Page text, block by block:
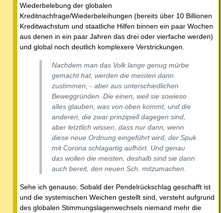
Wiederbelebung der globalen
Kreditnachfrage/Wiederbeleihungen (bereits über 10 Billionen
Kreditwachstum und staatliche Hilfen binnen ein paar Wochen
aus denen in ein paar Jahren das drei oder vierfache werden)
und global noch deutlich komplexere Verstrickungen.
Nachdem man das Volk lange genug mürbe
gemacht hat, werden die meisten dann
zustimmen, - aber aus unterschiedlichen
Beweggründen. Die einen, weil sie sowieso
alles glauben, was von oben kommt, und die
anderen, die zwar prinzipiell dagegen sind,
aber letztlich wissen, dass nur dann, wenn
diese neue Ordnung eingeführt wird, der Spuk
mit Corona schlagartig aufhört. Und genau
das wollen die meisten, deshalb sind sie dann
auch bereit, den neuen Sch. mitzumachen.
Sehe ich genauso. Sobald der Pendelrückschlag geschafft ist
und die systemischen Weichen gestellt sind, versteht aufgrund
des globalen Stimmungslagenwechsels niemand mehr die